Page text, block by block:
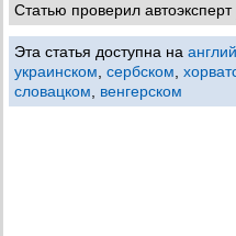
Статью проверил автоэксперт
Эта статья доступна на
украинском сербском
словацком
венгерском